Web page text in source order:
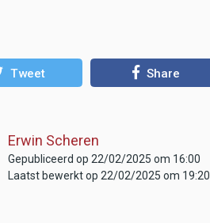
Tweet Share
Erwin Scheren
Gepubliceerd op 22/02/2025 om 16:00
Laatst bewerkt op 22/02/2025 om 19:20